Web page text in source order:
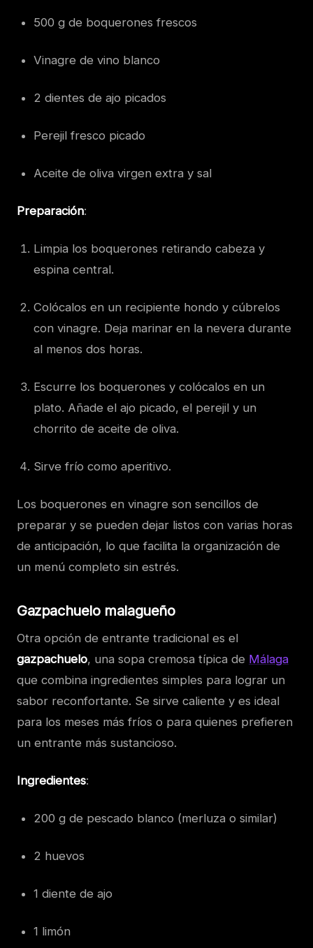
500 g de boquerones frescos
Vinagre de vino blanco
2 dientes de ajo picados
Perejil fresco picado
Aceite de oliva virgen extra y sal
Preparación:
Limpia los boquerones retirando cabeza y
espina central.
Colócalos en un recipiente hondo y cúbrelos
con vinagre. Deja marinar en la nevera durante
al menos dos horas.
Escurre los boquerones y colócalos en un
plato. Añade el ajo picado, el perejil y un
chorrito de aceite de oliva.
Sirve frío como aperitivo.
Los boquerones en vinagre son sencillos de
preparar y se pueden dejar listos con varias horas
de anticipación, lo que facilita la organización de
un menú completo sin estrés.
Gazpachuelo malagueño
Otra opción de entrante tradicional es el
gazpachuelo, una sopa cremosa típica de Málaga
que combina ingredientes simples para lograr un
sabor reconfortante. Se sirve caliente y es ideal
para los meses más fríos o para quienes prefieren
un entrante más sustancioso.
Ingredientes:
200 g de pescado blanco (merluza o similar)
2 huevos
1 diente de ajo
1 limón